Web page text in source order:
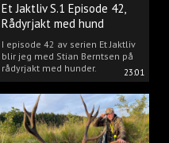
23:01
Et Jaktliv S.1 Episode 42,
Rådyrjakt med hund
I episode 42 av serien Et Jaktliv
blir jeg med Stian Berntsen på
rådyrjakt med hunder.